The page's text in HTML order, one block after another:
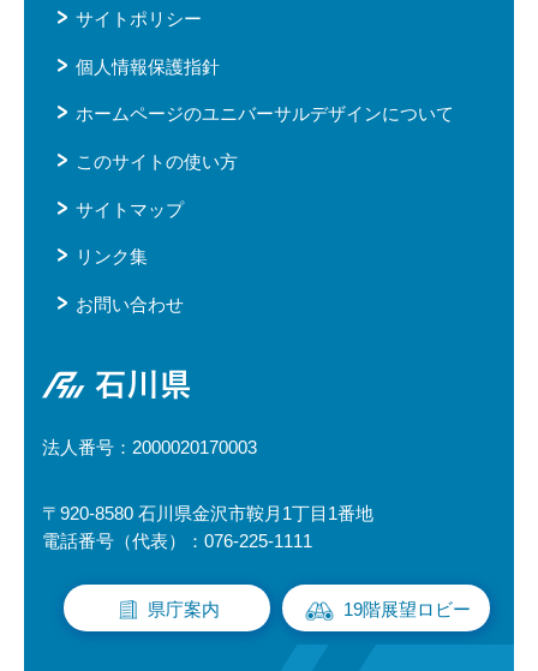
サイトポリシー
個人情報保護指針
ホームページのユニバーサルデザインについて
このサイトの使い方
サイトマップ
リンク集
お問い合わせ
石川県
法人番号：2000020170003
〒920-8580 石川県金沢市鞍月1丁目1番地
電話番号（代表）：076-225-1111
県庁案内 19階展望ロビー